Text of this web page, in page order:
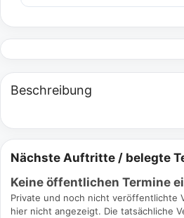
Beschreibung
Nächste Auftritte / belegte
Keine öffentlichen Termine
Private und noch nicht veröffentlichte
hier nicht angezeigt. Die tatsächliche